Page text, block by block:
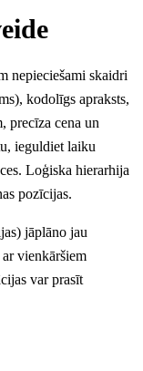
nepieciešami skaidri
kodolīgs apraksts,
precīza cena un
ieguldiet laiku
Loģiska hierarhija
pozīcijas.
jāplāno jau
vienkāršiem
var prasīt